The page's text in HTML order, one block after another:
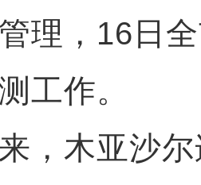
理，16日
工作。
木亚沙尔